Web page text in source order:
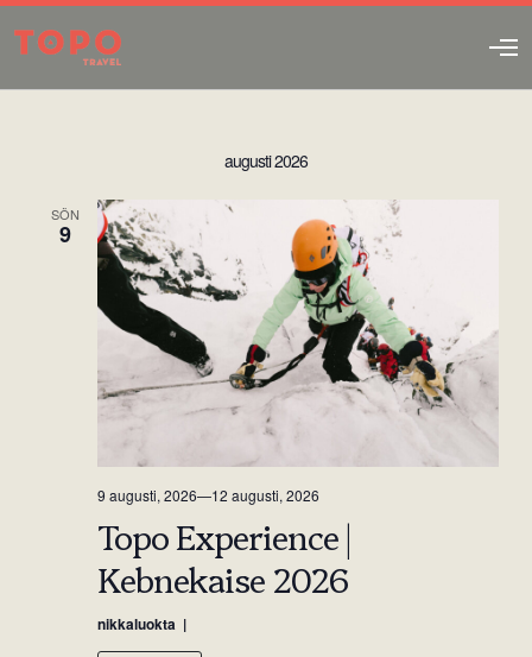
O
e
augusti 2026
SÖN
9
Topo Experience |
Kebnekaise 2026
9 augusti, 2026—12 augusti, 2026
nikkaluokta